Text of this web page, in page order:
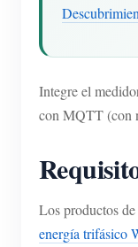
Integre el
con MQTT (con
Los productos
energía trifásico